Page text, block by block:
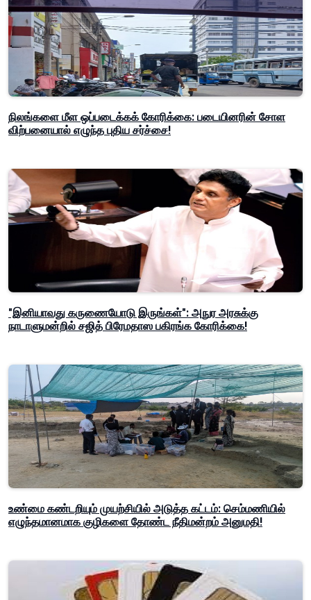
நிலங்களை மீள ஒப்படைக்கக் கோரிக்கை: படையினரின் சோள
விற்பனையால் எழுந்த புதிய சர்ச்சை!
"இனியாவது கருணையோடு இருங்கள்": அநுர அரசுக்கு
நாடாளுமன்றில் சஜித் பிரேமதாஸ பகிரங்க கோரிக்கை!
உண்மை கண்டறியும் முயற்சியில் அடுத்த கட்டம்: செம்மணியில்
எழுந்தமானமாக குழிகளை தோண்ட நீதிமன்றம் அனுமதி!